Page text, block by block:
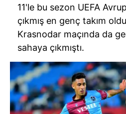
11'le bu sezon UEFA
çıkmış en genç takım
Krasnodar maçında da
sahaya çıkmıştı.